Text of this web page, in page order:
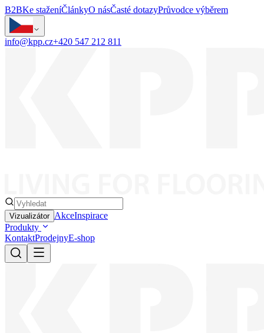
B2BKe staženíČlánkyO násČasté dotazyPrůvodce výběrem
info@kpp.cz+420 547 212 811
Vizualizátor AkceInspirace
Produkty
KontaktProdejnyE-shop